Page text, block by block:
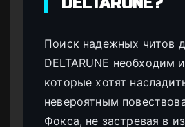
DELTARUNE?
Поиск надежных читов
DELTARUNE необходим
которые хотят
невероятным
Фокса, не застревая в